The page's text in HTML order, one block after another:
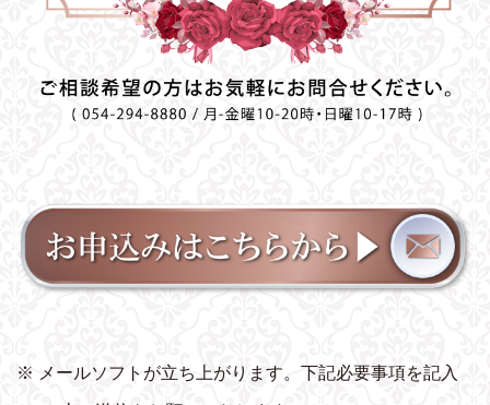
※ メールソフトが立ち上がります。下記必要事項を記入